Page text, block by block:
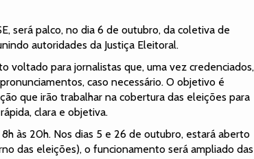
será palco, no dia 6 de outubro, da coletiva de
autoridades da Justiça Eleitoral.
voltado para jornalistas que, uma vez credenciados,
caso necessário. O objetivo é
que irão trabalhar na cobertura das eleições para
clara e objetiva.
às 20h. Nos dias 5 e 26 de outubro, estará aberto
das eleições), o funcionamento será ampliado das